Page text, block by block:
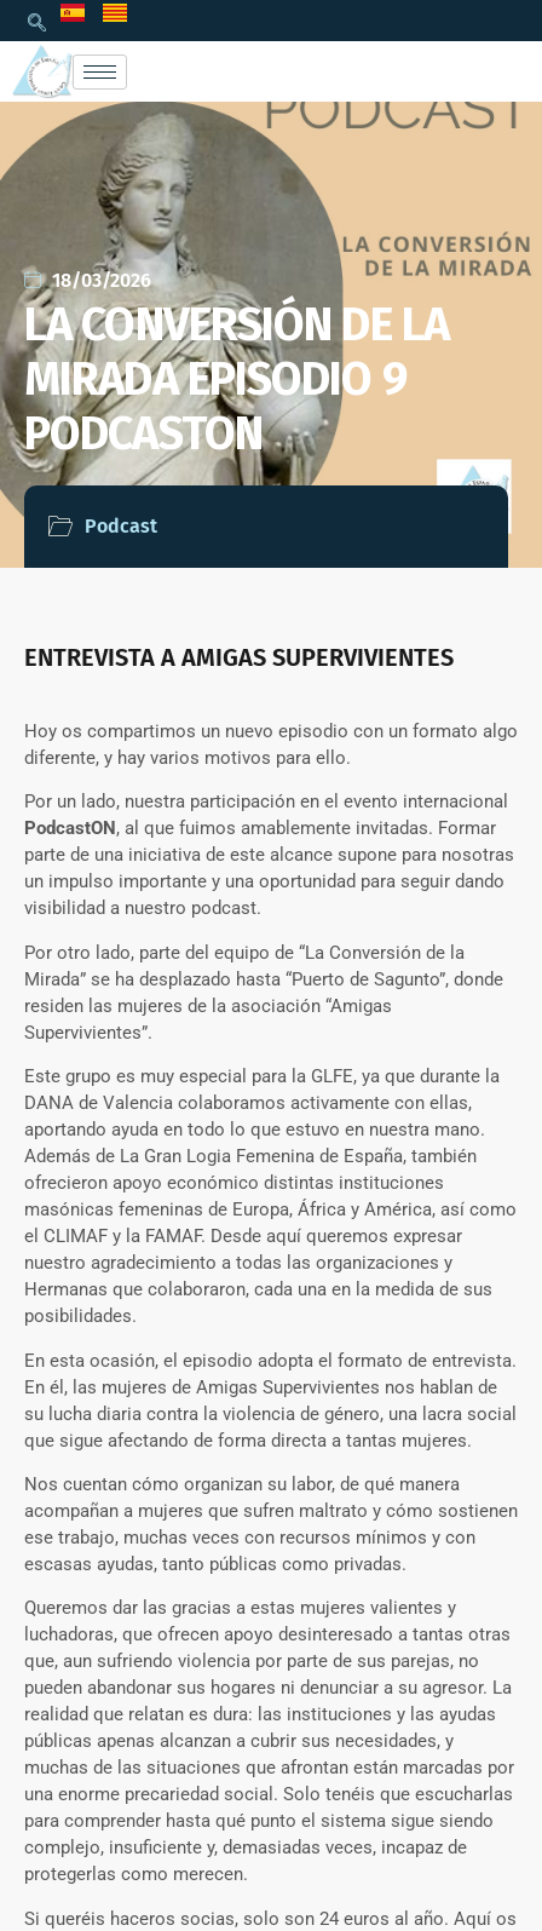
18/03/2026
LA CONVERSIÓN DE LA
MIRADA EPISODIO 9
PODCASTON
Podcast
ENTREVISTA A AMIGAS SUPERVIVIENTES
Hoy os compartimos un nuevo episodio con un formato algo
diferente, y hay varios motivos para ello.
Por un lado, nuestra participación en el evento internacional
PodcastON , al que fuimos amablemente invitadas. Formar
parte de una iniciativa de este alcance supone para nosotras
un impulso importante y una oportunidad para seguir dando
visibilidad a nuestro podcast.
Por otro lado, parte del equipo de “La Conversión de la
Mirada” se ha desplazado hasta “Puerto de Sagunto”, donde
residen las mujeres de la asociación “Amigas
Supervivientes”.
Este grupo es muy especial para la GLFE, ya que durante la
DANA de Valencia colaboramos activamente con ellas,
aportando ayuda en todo lo que estuvo en nuestra mano.
Además de La Gran Logia Femenina de España, también
ofrecieron apoyo económico distintas instituciones
masónicas femeninas de Europa, África y América, así como
el CLIMAF y la FAMAF. Desde aquí queremos expresar
nuestro agradecimiento a todas las organizaciones y
Hermanas que colaboraron, cada una en la medida de sus
posibilidades.
En esta ocasión, el episodio adopta el formato de entrevista.
En él, las mujeres de Amigas Supervivientes nos hablan de
su lucha diaria contra la violencia de género, una lacra social
que sigue afectando de forma directa a tantas mujeres.
Nos cuentan cómo organizan su labor, de qué manera
acompañan a mujeres que sufren maltrato y cómo sostienen
ese trabajo, muchas veces con recursos mínimos y con
escasas ayudas, tanto públicas como privadas.
Queremos dar las gracias a estas mujeres valientes y
luchadoras, que ofrecen apoyo desinteresado a tantas otras
que, aun sufriendo violencia por parte de sus parejas, no
pueden abandonar sus hogares ni denunciar a su agresor. La
realidad que relatan es dura: las instituciones y las ayudas
públicas apenas alcanzan a cubrir sus necesidades, y
muchas de las situaciones que afrontan están marcadas por
una enorme precariedad social. Solo tenéis que escucharlas
para comprender hasta qué punto el sistema sigue siendo
complejo, insuficiente y, demasiadas veces, incapaz de
protegerlas como merecen.
Si queréis haceros socias, solo son 24 euros al año. Aquí os